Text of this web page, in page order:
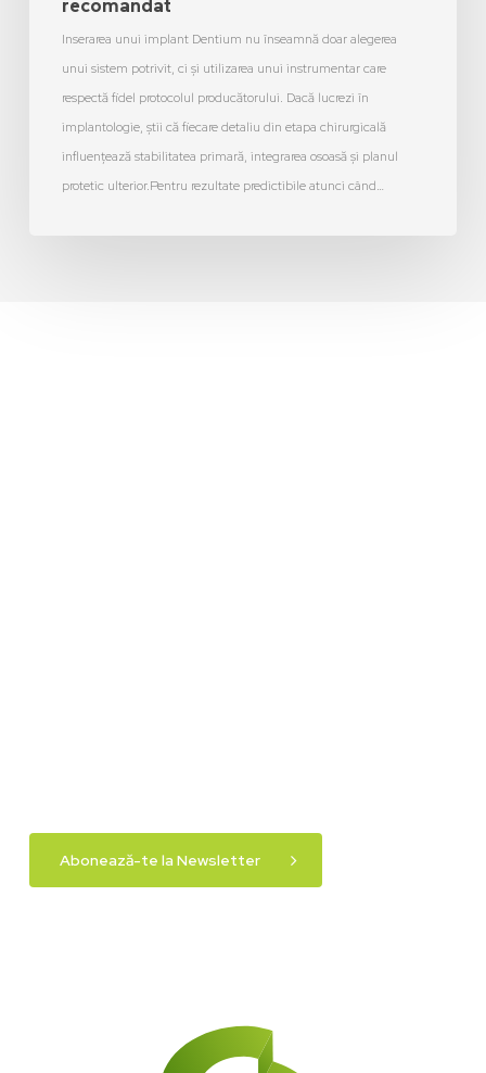
recomandat
Inserarea unui implant Dentium nu înseamnă doar alegerea
unui sistem potrivit, ci și utilizarea unui instrumentar care
respectă fidel protocolul producătorului. Dacă lucrezi în
implantologie, știi că fiecare detaliu din etapa chirurgicală
influențează stabilitatea primară, integrarea osoasă și planul
protetic ulterior.Pentru rezultate predictibile atunci când…
Abonează-te la Newsletter